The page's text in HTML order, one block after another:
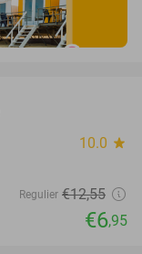
10.0 star
Regulier €12,55
€6,95